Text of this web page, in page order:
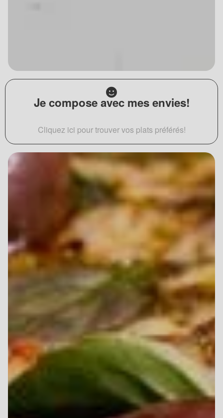
Je compose avec mes envies!
Cliquez ici pour trouver vos plats préférés!